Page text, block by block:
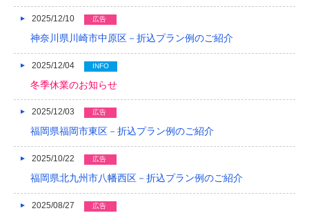
2017/10
2017/09
2017/08
2017/07
2017/05
2017/04
2017/03
2025/12/10 広告
神奈川県川崎市中原区－折込プラン例のご紹介
2025/12/04 INFO
冬季休業のお知らせ
2025/12/03 広告
福岡県福岡市東区－折込プラン例のご紹介
2025/10/22 広告
福岡県北九州市八幡西区－折込プラン例のご紹介
2025/08/27 広告